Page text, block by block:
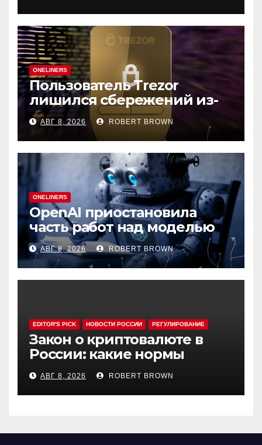
ONELINERS
Пользователь Trezor
лишился сбережений из-
за фишинга в выдаче
Google
АВГ 8, 2026 ROBERT BROWN
ONELINERS
OpenAI приостановила
часть работ над моделью
Astra
АВГ 8, 2026 ROBERT BROWN
EDITOR'S PICK НОВОСТИ РОССИИ РЕГУЛИРОВАНИЕ
Закон о криптовалюте в
России: какие нормы
эксперты считают
спорными
АВГ 8, 2026 ROBERT BROWN